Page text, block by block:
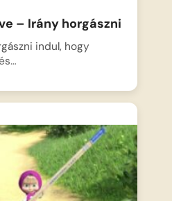
– Irány horgászni
indul, hogy